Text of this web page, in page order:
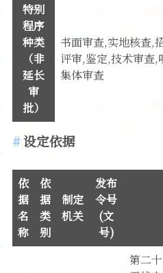
特别
程序
种类
（非
延长
审
批）
书面审查,实地核查,
评审,鉴定,技术审查,
集体审查
设定依据
依
据
名
称
依
据
类
别
制定
机关
发布
令号
(文
号)
第二